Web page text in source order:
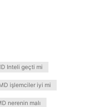
Inteli geçti mi
işlemciler iyi mi
nerenin malı